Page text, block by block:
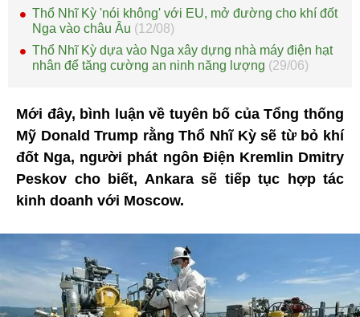
Thổ Nhĩ Kỳ 'nói không' với EU, mở đường cho khí đốt
Nga vào châu Âu (12/08)
Thổ Nhĩ Kỳ dựa vào Nga xây dựng nhà máy điện hạt
nhân để tăng cường an ninh năng lượng (29/06)
Mới đây, bình luận về tuyên bố của Tổng thống
Mỹ Donald Trump rằng Thổ Nhĩ Kỳ sẽ từ bỏ khí
đốt Nga, người phát ngôn Điện Kremlin Dmitry
Peskov cho biết, Ankara sẽ tiếp tục hợp tác
kinh doanh với Moscow.